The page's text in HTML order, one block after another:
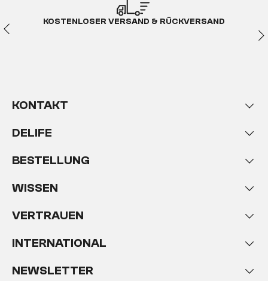
KOSTENLOSER VERSAND & RÜCKVERSAND
KONTAKT
DELIFE
BESTELLUNG
WISSEN
VERTRAUEN
INTERNATIONAL
NEWSLETTER